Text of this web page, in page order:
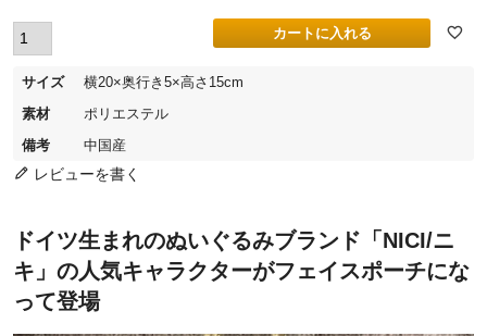
カートに入れる
サイズ
横20×奥行き5×高さ15cm
素材
ポリエステル
備考
中国産
レビューを書く
ドイツ生まれのぬいぐるみブランド「NICI/ニ
キ」の人気キャラクターがフェイスポーチにな
って登場